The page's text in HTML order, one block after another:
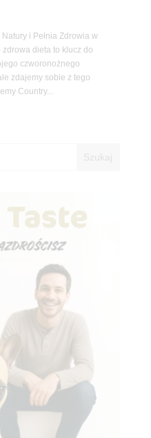
i Pełnia Zdrowia w
dieta to klucz do
czworonożnego
zdajemy sobie z tego
Country...